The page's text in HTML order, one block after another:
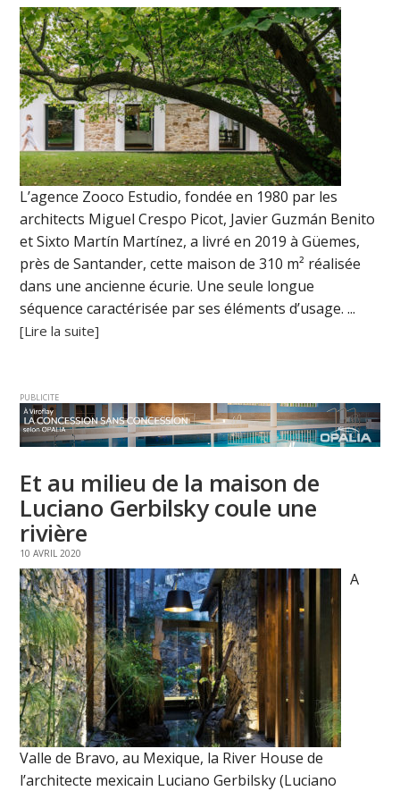
L’agence Zooco Estudio, fondée en 1980 par les
architects Miguel Crespo Picot, Javier Guzmán Benito
et Sixto Martín Martínez, a livré en 2019 à Güemes,
près de Santander, cette maison de 310 m² réalisée
dans une ancienne écurie. Une seule longue
séquence caractérisée par ses éléments d’usage. ...
[Lire la suite]
PUBLICITE
Et au milieu de la maison de
Luciano Gerbilsky coule une
rivière
10 AVRIL 2020
A
Valle de Bravo, au Mexique, la River House de
l’architecte mexicain Luciano Gerbilsky (Luciano